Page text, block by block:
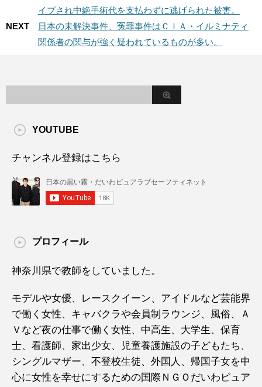
イプされ中絶手術代を支払わずに逃げられた被害。
NEXT
日本の未解決事件、冤罪事件はＣＩＡ・イルミナティ
関係者の関与が強く疑われているものが多い。
YOUTUBE
チャンネル登録はこちら
プロフィール
神奈川県で教師をしていました。
モデルや女優、レースクイーン、アイドルなど芸能界
で働く女性、キャバクラや会員制ラウンジ、風俗、Ａ
Ｖなど夜の仕事で働く女性、中高生、大学生、保育
士、看護師、家出少女、児童養護施設の子どもたち、
シングルマザー、不登校生徒、外国人、帰国子女を中
心に女性を幸せにするための国際ＮＧＯだいわピュア